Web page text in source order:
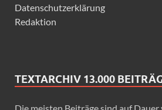
Datenschutzerklärung
Redaktion
TEXTARCHIV 13.000